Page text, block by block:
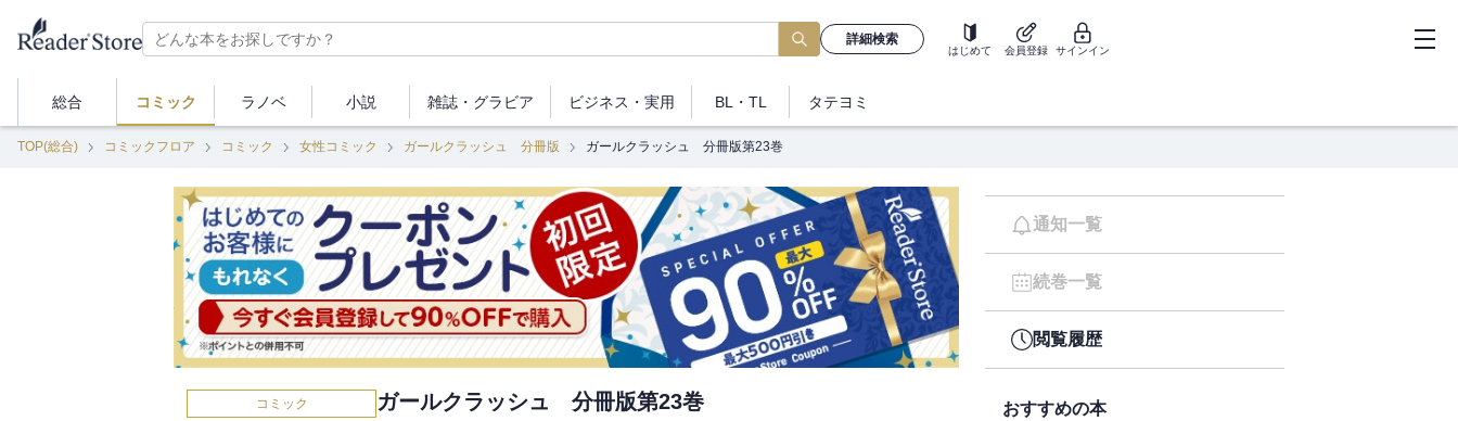
詳細検索
はじめて 会員登録 サインイン
総合 コミック ラノベ 小説 雑誌・ グラビア ビジネス ・実用 BL・TL タテヨミ
TOP(総合) コミックフロア コミック 女性コミック ガールクラッシュ 分冊版 ガールクラッシュ 分冊版第23巻
コミック ガールクラッシュ 分冊版第23巻
通知一覧
続巻一覧
閲覧履歴
おすすめの本